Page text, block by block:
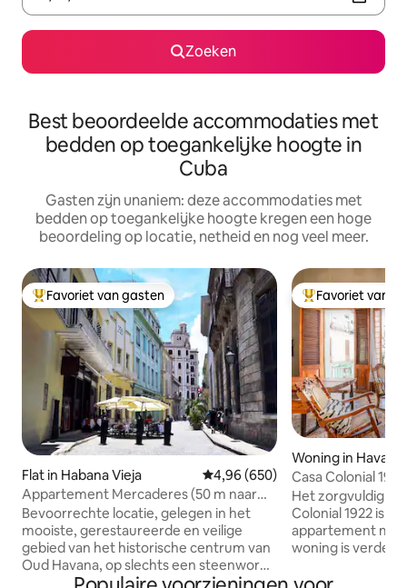
Zoeken
Best beoordeelde accommodaties met
bedden op toegankelijke hoogte in
Cuba
Gasten zijn unaniem: deze accommodaties met
bedden op toegankelijke hoogte kregen een hoge
beoordeling op locatie, netheid en nog veel meer.
Topfavoriet van gasten
Favoriet van gasten
Flat in Habana Vieja Gemiddelde beoordeling van
4,96 (650)
Appartement Mercaderes (50 m naar
PLAZA VIEJA) Ontbijt+WIFI
Bevoorrechte locatie, gelegen in het
mooiste, gerestaureerde en veilige
gebied van het historische centrum van
Oud Havana, op slechts een steenworp
afstand van de karakteristieke 'PLAZA
Topfavoriet van
Favoriet van
Woning in Havana
Casa Colonial
internet
Het zorgvuldig
Colonial 1922 is
appartement met 2
woning is
en verfijnd